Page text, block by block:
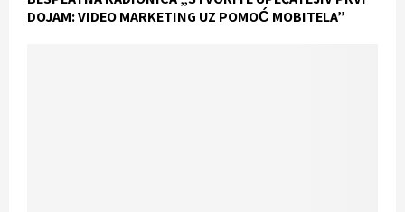
DOJAM: VIDEO MARKETING UZ POMOĆ MOBITELA”